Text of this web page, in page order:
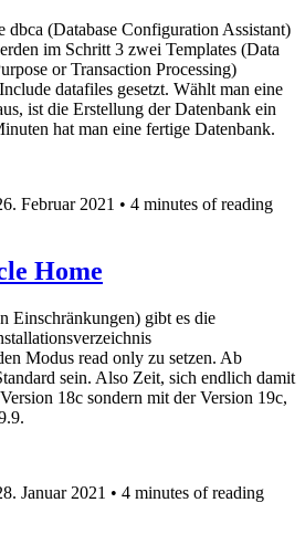
dbca (Database Configuration Assistant)
im Schritt 3 zwei Templates (Data
or Transaction Processing)
datafiles gesetzt. Wählt man eine
ist die Erstellung der Datenbank ein
hat man eine fertige Datenbank.
Februar 2021 • 4 minutes of reading
Home
Einschränkungen) gibt es die
Modus read only zu setzen. Ab
sein. Also Zeit, sich endlich damit
18c sondern mit der Version 19c,
Januar 2021 • 4 minutes of reading